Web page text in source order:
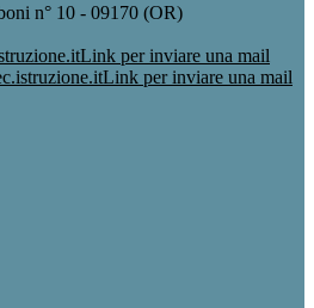
n° 10 - 09170 (OR)
Link per inviare una mail
Link per inviare una mail